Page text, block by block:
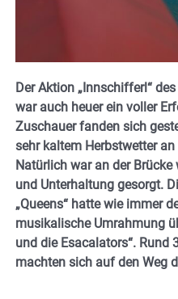
Der Aktion „Innschifferl“
war auch heuer ein voller
Zuschauer fanden sich
sehr kaltem Herbstwetter
Natürlich war an der
und Unterhaltung gesorgt.
„Queens“ hatte wie immer
musikalische Umrahmung
und die Esacalators“. Rund
machten sich auf den Weg